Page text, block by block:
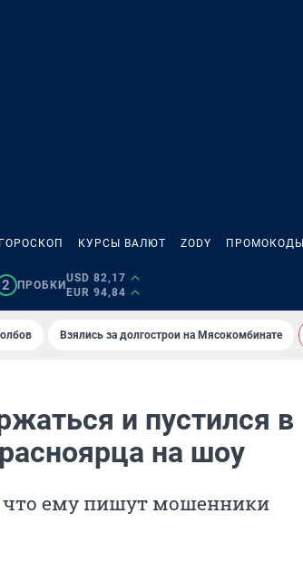
ГОРОСКОП КУРСЫ ВАЛЮТ ZODY ПРОМОКОДЫ
2 ПРОБКИ
USD 82,17
EUR 94,84
Взялись за долгострои на Мясокомбинате
и пустился в
на шоу
что ему пишут мошенники